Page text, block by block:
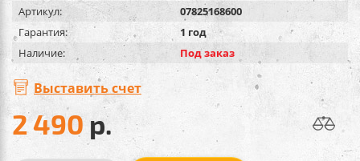
Артикул:
07825168600
Гарантия:
1 год
Наличие:
Под заказ
Выставить счет
2 490 р.